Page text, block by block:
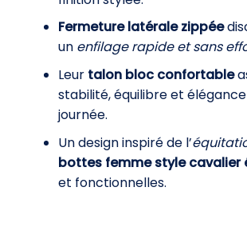
Fermeture latérale zippée
un enfilage rapide et sans
Leur talon bloc confortable
stabilité, équilibre et
journée.
Un design inspiré de l’
bottes femme style cavalier
et fonctionnelles.